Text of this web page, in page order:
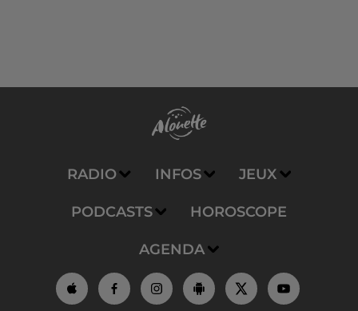
RADIO INFOS JEUX
PODCASTS HOROSCOPE
AGENDA